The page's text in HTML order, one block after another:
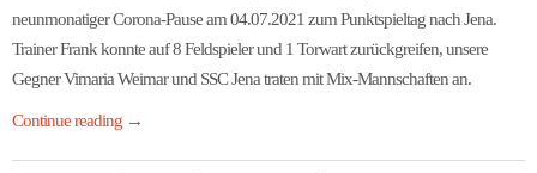
neunmonatiger Corona‐Pause am 04.07.2021 zum Punktspieltag nach Jena.
Trainer Frank konnte auf 8 Feldspieler und 1 Torwart zurückgreifen, unsere
Gegner Vimaria Weimar und SSC Jena traten mit Mix‐Mannschaften an.
Continue reading →